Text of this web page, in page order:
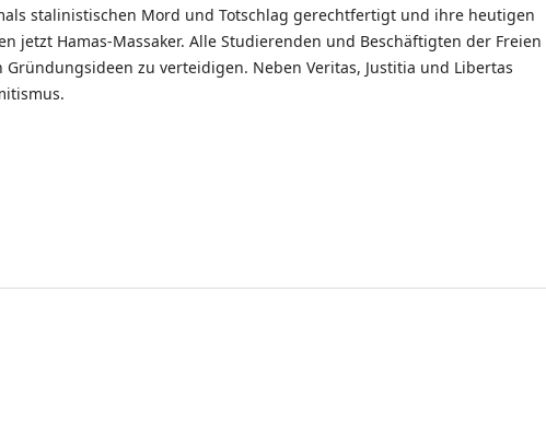
stalinistischen Mord und Totschlag gerechtfertigt und ihre heutigen
jetzt Hamas-Massaker. Alle Studierenden und Beschäftigten der Freien
zu verteidigen. Neben Veritas, Justitia und Libertas